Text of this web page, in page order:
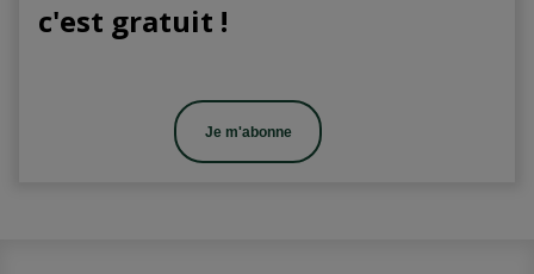
c'est gratuit !
Je m'abonne